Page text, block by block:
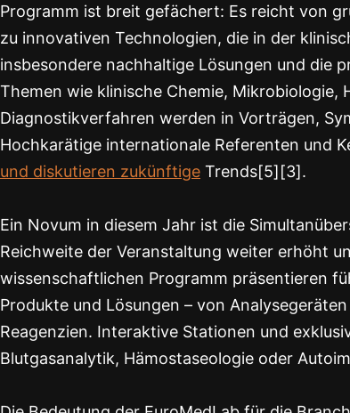
Programm ist breit gefächert: Es reicht von
zu innovativen Technologien, die in der
insbesondere nachhaltige Lösungen und die
Themen wie klinische Chemie,
Diagnostikverfahren werden in Vorträgen,
Hochkarätige internationale Referenten und
und diskutieren zukünftige Trends[5][3].
Ein Novum in diesem Jahr ist die
Reichweite der Veranstaltung weiter erhöht
wissenschaftlichen Programm präsentieren
Produkte und Lösungen – von
Reagenzien. Interaktive Stationen und
Blutgasanalytik, Hämostaseologie oder